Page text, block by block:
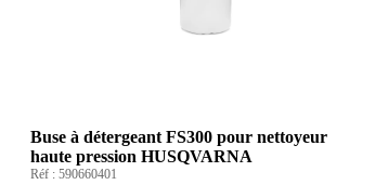
Buse à détergeant FS300 pour nettoyeur
haute pression HUSQVARNA
Réf : 590660401